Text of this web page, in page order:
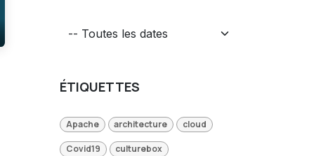
ÉTIQUETTES
Apache architecture cloud
Covid19 culturebox